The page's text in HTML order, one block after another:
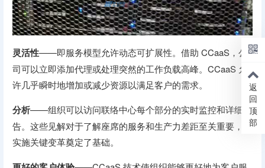
灵活性——即服务模型允许动态可扩展性。借助 CCaaS，公
司可以立即添加代理或处理突然的工作负载高峰。CCaaS 允
许几乎瞬时地增加或减少资源以满足客户的需求。
分析——组织可以访问联络中心每个部分的实时监控和详细报
告。这些见解对于了解座席的服务和生产力差距至关重要，为
实施关键变革奠定了基础。
返
回
顶
部